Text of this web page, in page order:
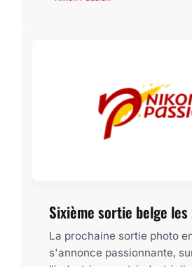
Sixième sortie belge
La prochaine sortie photo
s'annonce passionnante,